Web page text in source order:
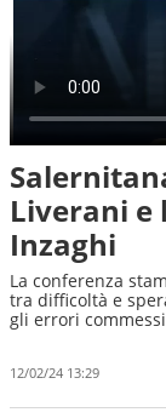
Liverani e
Inzaghi
La conferenza
tra difficoltà e
gli errori commessi
12/02/24 13:29